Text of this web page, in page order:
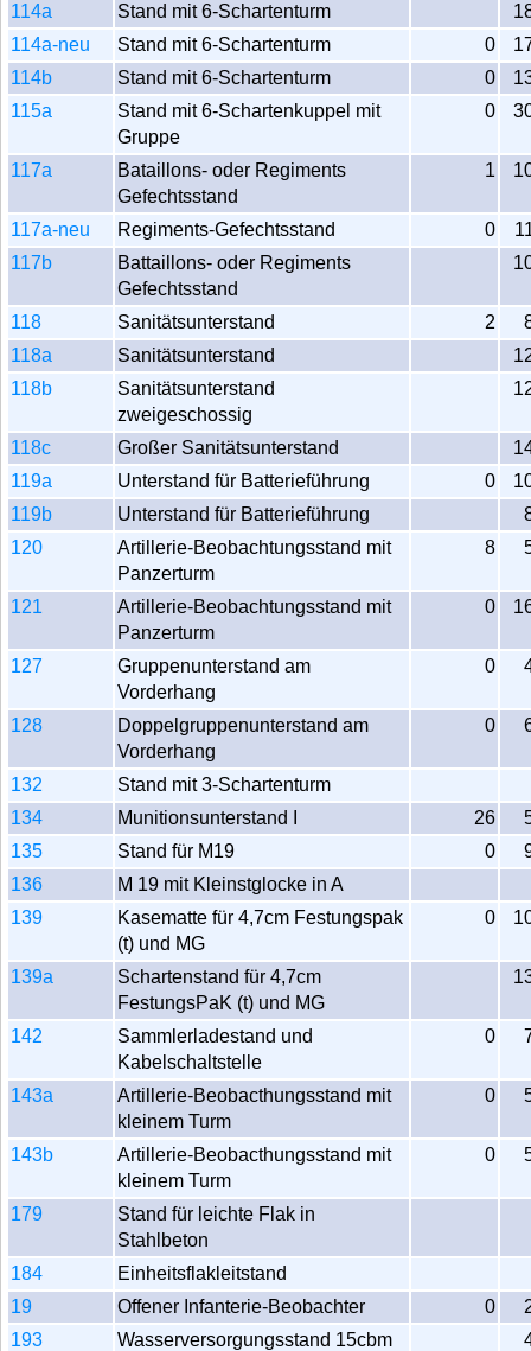
114a
Stand mit 6-Schartenturm
114a-neu
Stand mit 6-Schartenturm 0
114b
Stand mit 6-Schartenturm 0
115a
Stand mit 6-Schartenkuppel mit
Gruppe
0
117a
Bataillons- oder Regiments
Gefechtsstand
1
117a-neu Regiments-Gefechtsstand 0
117b
Battaillons- oder Regiments
Gefechtsstand
118 Sanitätsunterstand 2
118a
Sanitätsunterstand
118b
Sanitätsunterstand
zweigeschossig
118c Großer Sanitätsunterstand
119a
Unterstand für Batterieführung 0
119b
Unterstand für Batterieführung
120
Artillerie-Beobachtungsstand mit
Panzerturm
8
121
Artillerie-Beobachtungsstand mit
Panzerturm
0
127
Gruppenunterstand am
Vorderhang
0
128
Doppelgruppenunterstand am
Vorderhang
0
132
Stand mit 3-Schartenturm
134
Munitionsunterstand I 26
135
Stand für M19 0
136
M 19 mit Kleinstglocke in A
139
Kasematte für 4,7cm Festungspak
(t) und MG
0
139a
Schartenstand für 4,7cm
FestungsPaK (t) und MG
142
Sammlerladestand und
Kabelschaltstelle
0
143a
Artillerie-Beobacthungsstand mit
kleinem Turm
0
143b
Artillerie-Beobacthungsstand mit
kleinem Turm
0
179
Stand für leichte Flak in
Stahlbeton
184
Einheitsflakleitstand
19
Offener Infanterie-Beobachter 0
193
Wasserversorgungsstand 15cbm